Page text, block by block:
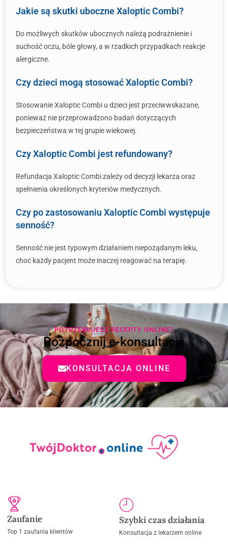
Jakie są skutki uboczne Xaloptic Combi?
Do możliwych skutków ubocznych należą podrażnienie i
suchość oczu, bóle głowy, a w rzadkich przypadkach reakcje
alergiczne.
Czy dzieci mogą stosować Xaloptic Combi?
Stosowanie Xaloptic Combi u dzieci jest przeciwwskazane,
ponieważ nie przeprowadzono badań dotyczących
bezpieczeństwa w tej grupie wiekowej.
Czy Xaloptic Combi jest refundowany?
Refundacja Xaloptic Combi zależy od decyzji lekarza oraz
spełnienia określonych kryteriów medycznych.
Czy po zastosowaniu Xaloptic Combi występuje
senność?
Senność nie jest typowym działaniem niepożądanym leku,
choć każdy pacjent może inaczej reagować na terapię.
POTRZEBUJESZ RECEPTY ONLINE?
Rozpocznij e-konsultację
KONSULTACJA ONLINE
Zaufanie
Top 1 zaufania klientów
Szybki czas działania
Konsultacja z lekarzem online